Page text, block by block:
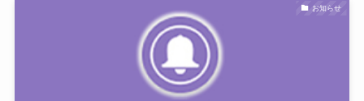
お知らせ